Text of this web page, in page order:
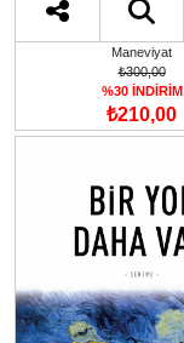
Maneviyat
₺300,00
%30 İNDİRİM
₺210,00